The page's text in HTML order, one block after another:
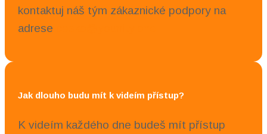
kontaktuj náš tým zákaznické podpory na
adrese
Jak dlouho budu mít k videím přístup?
K videím každého dne budeš mít přístup